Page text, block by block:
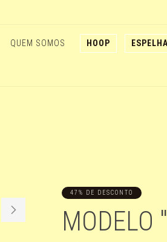
QUEM SOMOS HOOP
47% DE DESCONTO
MODELO